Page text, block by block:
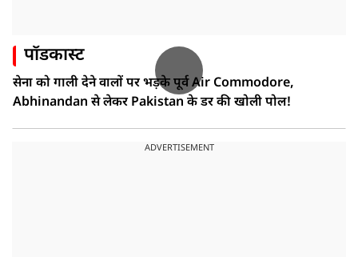
पॉडकास्ट
सेना को गाली देने वालों पर भड़के पूर्व Air Commodore,
Abhinandan से लेकर Pakistan के डर की खोली पोल!
ADVERTISEMENT